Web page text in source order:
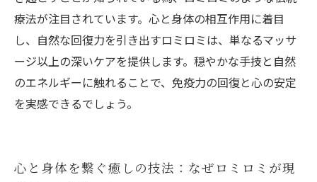
療法が注目されています。心と身体の相互作用に着目
し、自然な回復力を引き出すロミロミは、単なるマッサ
ージ以上の深いケアを提供します。穏やかな手技と自然
のエネルギーに触れることで、免疫力の回復と心の安定
を実感できるでしょう。
心と身体を繋ぐ癒しの技法：なぜロミロミが現